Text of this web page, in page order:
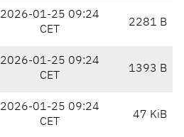
2026-01-25 09:24
CET
2281 B
2026-01-25 09:24
CET
1393 B
2026-01-25 09:24
CET
47 KiB